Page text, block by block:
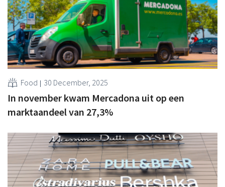
Food 30 December, 2025
In november kwam Mercadona uit op een
marktaandeel van 27,3%